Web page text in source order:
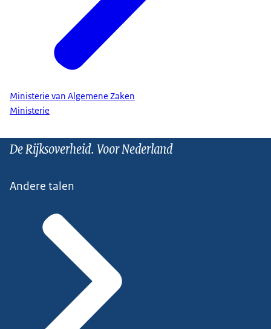
Ministerie van Algemene Zaken
Ministerie
De Rijksoverheid. Voor Nederland
Andere talen